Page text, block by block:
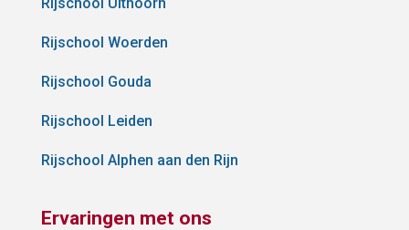
Rijschool Woerden
Rijschool Gouda
Rijschool Leiden
Rijschool Alphen aan den Rijn
Ervaringen met ons